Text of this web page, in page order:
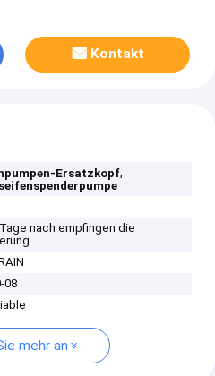
Kontakt
Ersatzkopf,
nach empfingen die
08
mehr an